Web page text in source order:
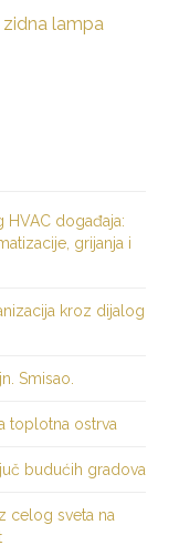
zidna lampa
događaja:
grijanja i
kroz dijalog
Smisao.
toplotna ostrva
budućih gradova
celog sveta na